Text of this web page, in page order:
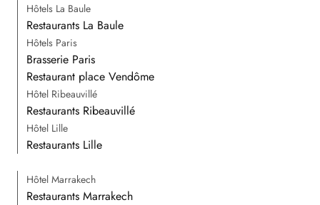
Hôtels La Baule
Restaurants La Baule
Hôtels Paris
Brasserie Paris
Restaurant place Vendôme
Hôtel Ribeauvillé
Restaurants Ribeauvillé
Hôtel Lille
Restaurants Lille
Hôtel Marrakech
Restaurants Marrakech